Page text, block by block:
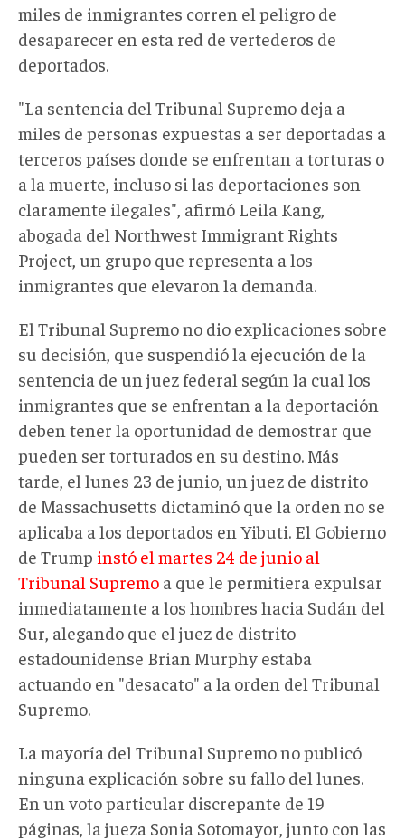
miles de inmigrantes corren el peligro de
desaparecer en esta red de vertederos de
deportados.
"La sentencia del Tribunal Supremo deja a
miles de personas expuestas a ser deportadas a
terceros países donde se enfrentan a torturas o
a la muerte, incluso si las deportaciones son
claramente ilegales", afirmó Leila Kang,
abogada del Northwest Immigrant Rights
Project, un grupo que representa a los
inmigrantes que elevaron la demanda.
El Tribunal Supremo no dio explicaciones sobre
su decisión, que suspendió la ejecución de la
sentencia de un juez federal según la cual los
inmigrantes que se enfrentan a la deportación
deben tener la oportunidad de demostrar que
pueden ser torturados en su destino. Más
tarde, el lunes 23 de junio, un juez de distrito
de Massachusetts dictaminó que la orden no se
aplicaba a los deportados en Yibuti. El Gobierno
de Trump instó el martes 24 de junio al
Tribunal Supremo a que le permitiera expulsar
inmediatamente a los hombres hacia Sudán del
Sur, alegando que el juez de distrito
estadounidense Brian Murphy estaba
actuando en "desacato" a la orden del Tribunal
Supremo.
La mayoría del Tribunal Supremo no publicó
ninguna explicación sobre su fallo del lunes.
En un voto particular discrepante de 19
páginas, la jueza Sonia Sotomayor, junto con las